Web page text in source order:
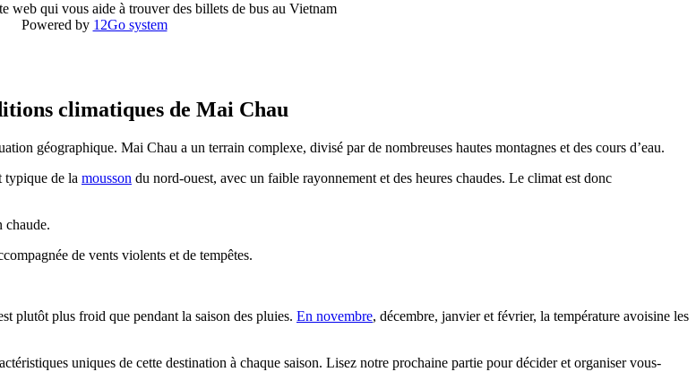
web qui vous aide à trouver des billets de bus au Vietnam
Powered by 12Go system
climatiques de Mai Chau
géographique. Mai Chau a un terrain complexe, divisé par de nombreuses hautes montagnes et des cours d’eau.
typique de la mousson du nord-ouest, avec un faible rayonnement et des heures chaudes. Le climat est donc
chaude.
de vents violents et de tempêtes.
plutôt plus froid que pendant la saison des pluies. En novembre, décembre, janvier et février, la température avoisine les
uniques de cette destination à chaque saison. Lisez notre prochaine partie pour décider et organiser vous-